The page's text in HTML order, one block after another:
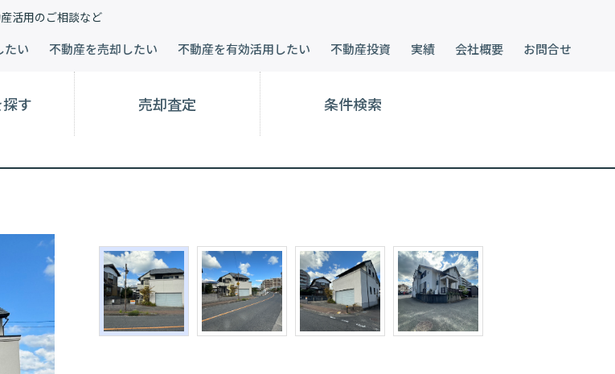
活用のご相談など
たい 不動産を売却したい 不動産を有効活用したい 不動産投資 実績 会社概要 お問合せ
す 売却査定 条件検索